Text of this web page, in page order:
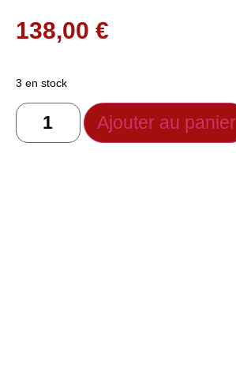
138,00 €
3 en stock
Ajouter au panier